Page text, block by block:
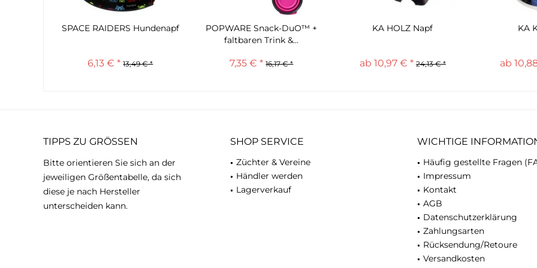
SPACE RAIDERS Hundenapf
6,13 € * 13,49 € *
POPWARE Snack-DuO™ +
faltbaren Trink &...
7,35 € * 16,17 € *
KA HOLZ Napf
ab 10,97 € * 24,13 € *
KA
ab
TIPPS ZU GRÖSSEN
Bitte orientieren Sie sich an der
jeweiligen Größentabelle, da sich
diese je nach Hersteller
unterscheiden kann.
SHOP SERVICE
Züchter & Vereine
Händler werden
Lagerverkauf
WICHTIGE
Häufig gestellte Fragen
Impressum
Kontakt
AGB
Datenschutzerklärung
Zahlungsarten
Rücksendung/Retoure
Versandkosten